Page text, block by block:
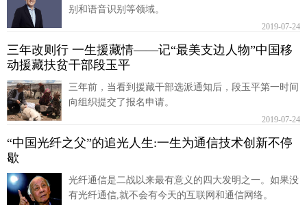
图片 视频
旅游 健康 信息化 数据
金融 公益 军事 无人机
富媒体
新华电视中文 新华电视英文 返回PC
别和语音识别等领域。
2019-07-24
三年改则行 一生援藏情——记“最美支边人物”中国移
动援藏扶贫干部段玉平
三年前，当看到援藏干部选派通知后，段玉平第一时间
向组织提交了报名申请。
2019-07-24
“中国光纤之父”的追光人生:一生为通信技术创新不停
歇
光纤通信是二战以来最有意义的四大发明之一。如果没
有光纤通信,就不会有今天的互联网和通信网络。